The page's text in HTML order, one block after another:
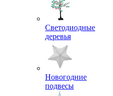
Светодиодные
деревья
Новогодние
подвесы